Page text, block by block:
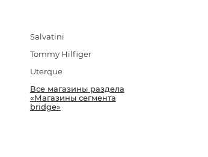
Salvatini
Tommy Hilfiger
Uterque
Все магазины раздела
«Магазины сегмента
bridge»